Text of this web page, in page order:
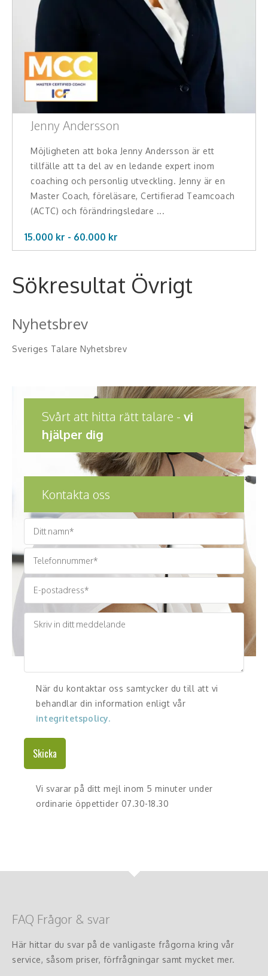
Konferencier
Workshopledare, facilitator
Radio och TV-profiler
Underhållning och event
Event
Humoristiska föredrag
Ljus och belysning
Komiker
Something a Little Different
Underhållning
Kända personer
Företagsledare
Idrottare och äventyrare
Kända musiker
Skådespelare
Alla talare
Alla ämnen
Jenny Andersson
Möjligheten att boka Jenny Andersson är ett
tillfälle att ta del av en ledande expert inom
coaching och personlig utveckling. Jenny är en
Master Coach, föreläsare, Certifierad Teamcoach
(ACTC) och förändringsledare ...
15.000 kr - 60.000 kr
Sökresultat Övrigt
Nyhetsbrev
Sveriges Talare Nyhetsbrev
Svårt att hitta rätt talare - vi
hjälper dig
Kontakta oss
När du kontaktar oss samtycker du till att vi
behandlar din information enligt vår
integritetspolicy.
Skicka
Vi svarar på ditt mejl inom 5 minuter under
ordinarie öppettider 07.30-18.30
FAQ Frågor & svar
Här hittar du svar på de vanligaste frågorna kring vår
service, såsom priser, förfrågningar samt mycket mer.